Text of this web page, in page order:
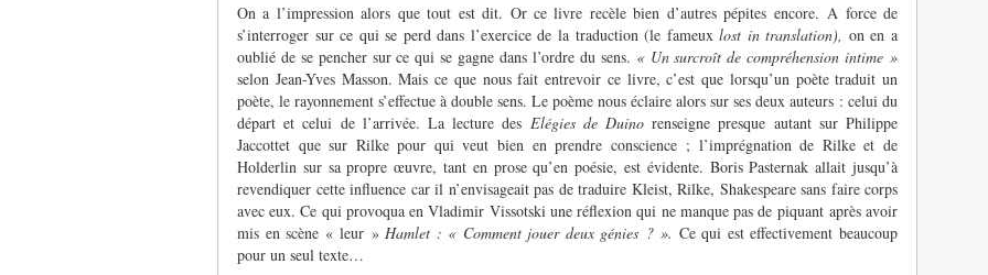
On a l’impression alors que tout est dit. Or ce livre recèle bien d’autres pépites encore. A force de
s’interroger sur ce qui se perd dans l’exercice de la traduction (le fameuxlost in translation), on en a
oublié de se pencher sur ce qui se gagne dans l’ordre du sens. « Un surcroît de compréhension intime »
selon Jean-Yves Masson. Mais ce que nous fait entrevoir ce livre, c’est que lorsqu’un poète traduit un
poète, le rayonnement s’effectue à double sens. Le poème nous éclaire alors sur ses deux auteurs : celui du
départ et celui de l’arrivée. La lecture des Elégies de Duinorenseigne presque autant sur Philippe
Jaccottet que sur Rilke pour qui veut bien en prendre conscience ; l’imprégnation de Rilke et de
Holderlin sur sa propre œuvre, tant en prose qu’en poésie, est évidente. Boris Pasternak allait jusqu’à
revendiquer cette influence car il n’envisageait pas de traduire Kleist, Rilke, Shakespeare sans faire corps
avec eux. Ce qui provoqua en Vladimir Vissotski une réflexion qui ne manque pas de piquant après avoir
mis en scène « leur » Hamlet : « Comment jouer deux génies ? ». Ce qui est effectivement beaucoup
pour un seul texte…